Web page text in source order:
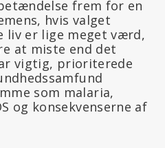
frem for en
hvis valget
liv er lige meget værd,
at miste end det
vigtig, prioriterede
som malaria,
og konsekvenserne af